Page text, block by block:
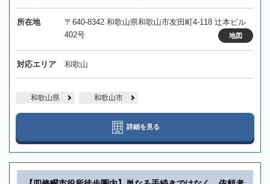
所在地
〒640-8342 和歌山県和歌山市友田町4-118 辻本ビル
402号
地図
対応エリア 和歌山
和歌山県 和歌山市
詳細を見る